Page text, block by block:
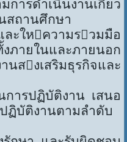
ารดำเนินงานเกี่ยว
สถานศึกษา
หความรวมมือ
ายในและภายนอก
สงเสริมธุรกิจและ
ฏิบัติงาน เสนอ
ฏิบัติงานตามลำดับ